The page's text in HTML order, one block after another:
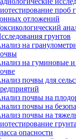
проб
отложений
грунтов
на
на гуминовые
почвы для
почвы на
почвы на
почвы на
опасности